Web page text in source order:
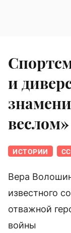
и
веслом»
ИСТОРИИ
Вера
известного
отважной
войны